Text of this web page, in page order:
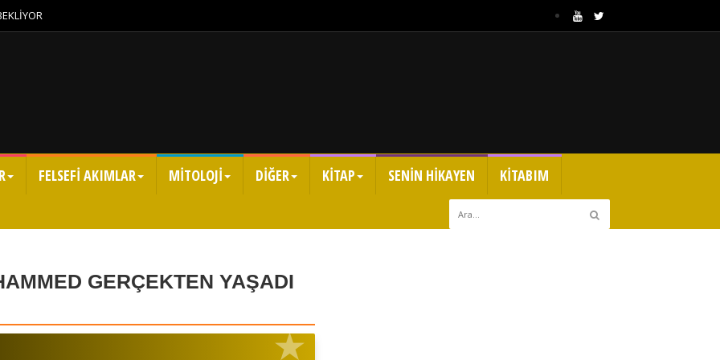
FELSEFİ AKIMLAR MİTOLOJİ DİĞER KİTAP SENİN HİKAYEN KİTABIM
GERÇEKTEN YAŞADI